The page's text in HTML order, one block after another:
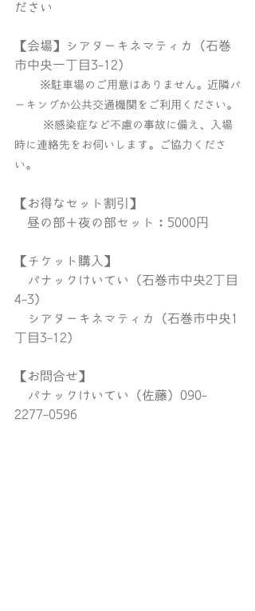
ださい
【会場】シアターキネマティカ（石巻
市中央一丁目3-12）
※駐車場のご用意はありません。近隣パ
ーキングか公共交通機関をご利用ください。
※感染症など不慮の事故に備え、入場
時に連絡先をお伺いします。ご協力くださ
い。
【お得なセット割引】
昼の部＋夜の部セット：5000円
【チケット購入】
パナックけいてい（石巻市中央2丁目
4-3）
シアターキネマティカ（石巻市中央1
丁目3-12）
【お問合せ】
パナックけいてい（佐藤）090-
2277-0596